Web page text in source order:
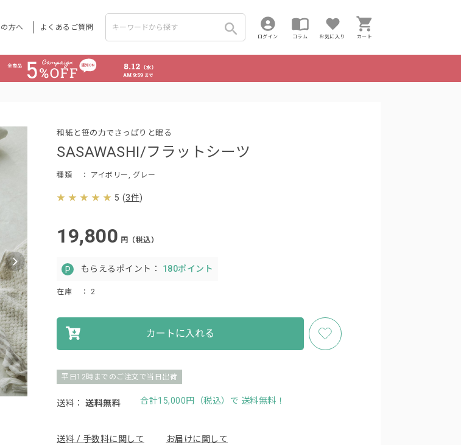
方へ よくあるご質問
ログイン コラム お気に入り カート
SASAWASHI/フラットシーツ
和紙と笹の力でさっぱりと眠る
種類 ： アイボリー, グレー
5 (3件)
19,800 円（税込）
もらえるポイント： 180ポイント
在庫 ： 2
カートに入れる
平日12時までのご注文で当日出荷
送料： 送料無料 合計15,000円（税込）で 送料無料！
送料 / 手数料に関して お届けに関して